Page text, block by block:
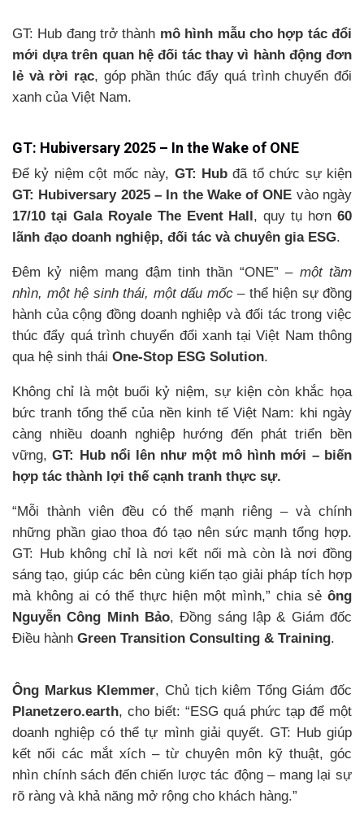
GT: Hub đang trở thành mô hình mẫu cho hợp tác đổi
mới dựa trên quan hệ đối tác thay vì hành động đơn
lẻ và rời rạc, góp phần thúc đẩy quá trình chuyển đổi
xanh của Việt Nam.
GT: Hubiversary 2025 – In the Wake of ONE
Để kỷ niệm cột mốc này, GT: Hubđã tổ chức sự kiện
GT: Hubiversary 2025 – In the Wake of ONE vào ngày
17/10 tại Gala Royale The Event Hall, quy tụ hơn60
lãnh đạo doanh nghiệp, đối tác và chuyên gia ESG.
Đêm kỷ niệm mang đậm tinh thần “ONE” – một tầm
nhìn, một hệ sinh thái, một dấu mốc– thể hiện sự đồng
hành của cộng đồng doanh nghiệp và đối tác trong việc
thúc đẩy quá trình chuyển đổi xanh tại Việt Nam thông
qua hệ sinh thái One-Stop ESG Solution.
Không chỉ là một buổi kỷ niệm, sự kiện còn khắc họa
bức tranh tổng thể của nền kinh tế Việt Nam: khi ngày
càng nhiều doanh nghiệp hướng đến phát triển bền
vững,GT: Hub nổi lên như một mô hình mới – biến
hợp tác thành lợi thế cạnh tranh thực sự.
“Mỗi thành viên đều có thế mạnh riêng – và chính
những phần giao thoa đó tạo nên sức mạnh tổng hợp.
GT: Hub không chỉ là nơi kết nối mà còn là nơi đồng
sáng tạo, giúp các bên cùng kiến tạo giải pháp tích hợp
mà không ai có thể thực hiện một mình,” chia sẻ ông
Nguyễn Công Minh Bảo, Đồng sáng lập & Giám đốc
Điều hành Green Transition Consulting & Training.
Ông Markus Klemmer, Chủ tịch kiêm Tổng Giám đốc
Planetzero.earth, cho biết: “ESG quá phức tạp để một
doanh nghiệp có thể tự mình giải quyết. GT: Hub giúp
kết nối các mắt xích – từ chuyên môn kỹ thuật, góc
nhìn chính sách đến chiến lược tác động – mang lại sự
rõ ràng và khả năng mở rộng cho khách hàng.”